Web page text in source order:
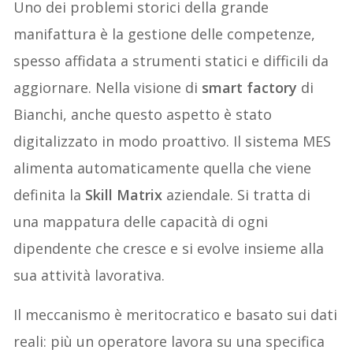
Uno dei problemi storici della grande
manifattura è la gestione delle competenze,
spesso affidata a strumenti statici e difficili da
aggiornare. Nella visione di smart factory di
Bianchi, anche questo aspetto è stato
digitalizzato in modo proattivo. Il sistema MES
alimenta automaticamente quella che viene
definita la Skill Matrix aziendale. Si tratta di
una mappatura delle capacità di ogni
dipendente che cresce e si evolve insieme alla
sua attività lavorativa.
Il meccanismo è meritocratico e basato sui dati
reali: più un operatore lavora su una specifica